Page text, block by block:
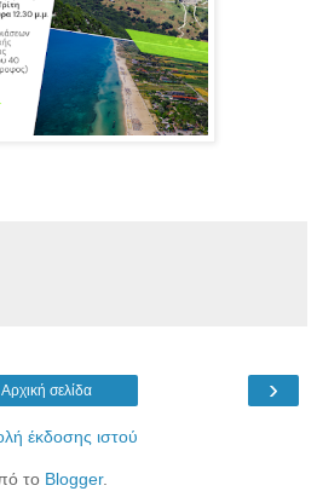
›
Αρχική σελίδα
έκδοσης ιστού
το Blogger.